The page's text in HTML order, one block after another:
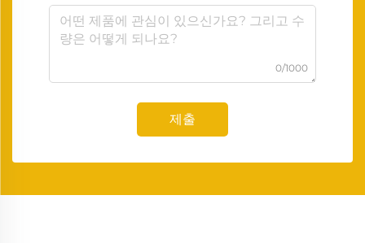
0/1000
제출